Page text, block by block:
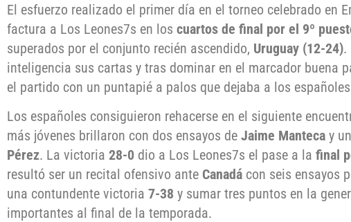
El esfuerzo realizado el primer día en el torneo celebrado en
factura a Los Leones7s en los cuartos de final por el 9º
superados por el conjunto recién ascendido, Uruguay (12-24).
inteligencia sus cartas y tras dominar en el marcador buena
el partido con un puntapié a palos que dejaba a los
Los españoles consiguieron rehacerse en el siguiente
más jóvenes brillaron con dos ensayos de Jaime Manteca y
Pérez. La victoria 28-0 dio a Los Leones7s el pase a la final
resultó ser un recital ofensivo ante Canadá con seis ensayos
una contundente victoria 7-38 y sumar tres puntos en la
importantes al final de la temporada.